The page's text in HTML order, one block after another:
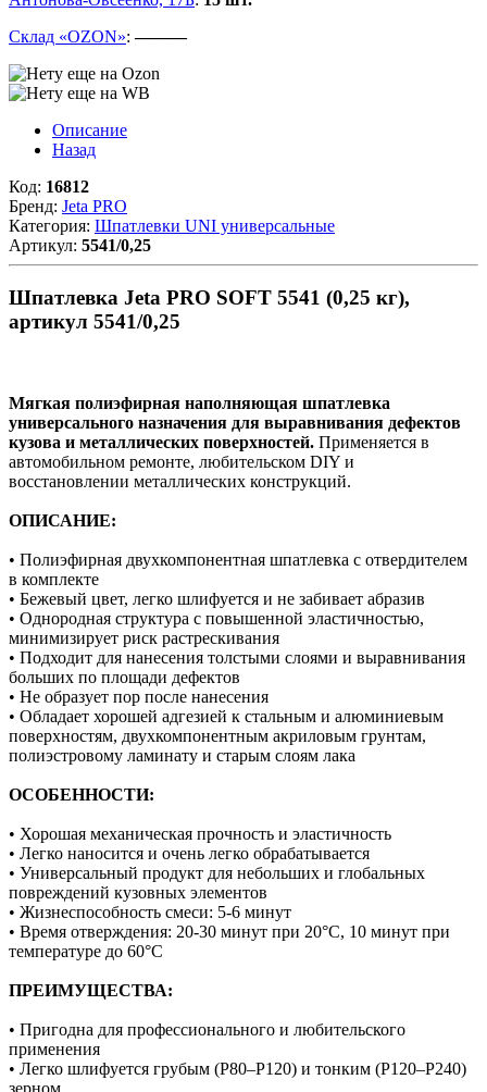
Склад «OZON»:———
Описание
Назад
Код: 16812
Бренд: Jeta PRO
Категория: Шпатлевки UNI универсальные
Артикул: 5541/0,25
Шпатлевка Jeta PRO SOFT 5541 (0,25 кг),
артикул 5541/0,25
Мягкая полиэфирная наполняющая шпатлевка
универсального назначения для выравнивания дефектов
кузова и металлических поверхностей. Применяется в
автомобильном ремонте, любительском DIY и
восстановлении металлических конструкций.
ОПИСАНИЕ:
• Полиэфирная двухкомпонентная шпатлевка с отвердителем
в комплекте
• Бежевый цвет, легко шлифуется и не забивает абразив
• Однородная структура с повышенной эластичностью,
минимизирует риск растрескивания
• Подходит для нанесения толстыми слоями и выравнивания
больших по площади дефектов
• Не образует пор после нанесения
• Обладает хорошей адгезией к стальным и алюминиевым
поверхностям, двухкомпонентным акриловым грунтам,
полиэстровому ламинату и старым слоям лака
ОСОБЕННОСТИ:
• Хорошая механическая прочность и эластичность
• Легко наносится и очень легко обрабатывается
• Универсальный продукт для небольших и глобальных
повреждений кузовных элементов
• Жизнеспособность смеси: 5-6 минут
• Время отверждения: 20-30 минут при 20°C, 10 минут при
температуре до 60°C
ПРЕИМУЩЕСТВА:
• Пригодна для профессионального и любительского
применения
• Легко шлифуется грубым (Р80–Р120) и тонким (Р120–Р240)
зерном